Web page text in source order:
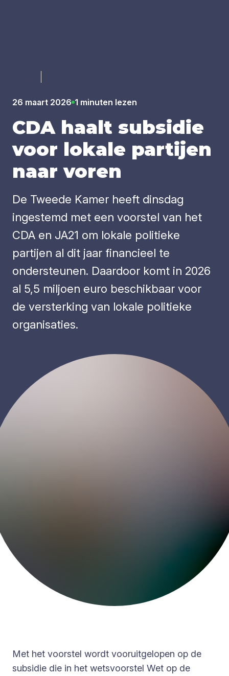
26 maart 2026 1 minuten lezen
CDAhaalt sub­si­die
voor loka­le par­tij­en
naar voren
De Tweede Kamer heeft dinsdag
ingestemd met een voorstel van het
CDA en JA21 om lokale politieke
partijen al dit jaar financieel te
ondersteunen. Daardoor komt in 2026
al 5,5 miljoen euro beschikbaar voor
de versterking van lokale politieke
organisaties.
Met het voorstel wordt vooruitgelopen op de
subsidie die in het wetsvoorstel Wet op de